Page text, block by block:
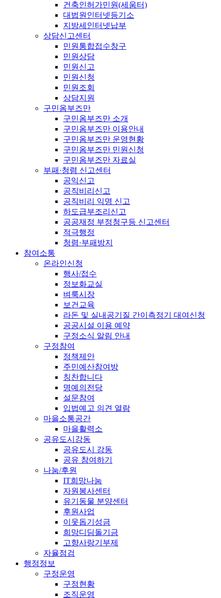
건축인허가민원(세움터)
대법원인터넷등기소
지방세인터넷납부
상담신고센터
민원통합접수창구
민원상담
민원신고
민원신청
민원조회
상담지원
구민옴부즈만
구민옴부즈만 소개
구민옴부즈만 이용안내
구민옴부즈만 운영현황
구민옴부즈만 민원신청
구민옴부즈만 자료실
부패·청렴 신고센터
공익신고
공직비리신고
공직비리 익명 신고
하도급부조리신고
공공재정 부정청구등 신고센터
적극행정
청렴·부패방지
참여소통
온라인신청
행사/접수
정보화교실
벼룩시장
보건교육
라돈 및 실내공기질 간이측정기 대여신청
공공시설 이용 예약
구정소식 알림 안내
구정참여
정책제안
주민예산참여방
칭찬합니다
명예의전당
설문참여
입법예고 의견 열람
마을소통공간
마을활력소
공유도시강동
공유도시 강동
공유 참여하기
나눔/후원
IT희망나눔
자원봉사센터
유기동물 분양센터
후원사업
이웃돕기성금
희망디딤돌기금
고향사랑기부제
자율점검
행정정보
구정운영
구정현황
조직운영